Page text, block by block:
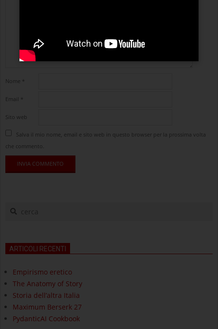
Nome *
Email *
Sito web
Salva il mio nome, email e sito web in questo browser per la prossima volta
che commento.
cerca
ARTICOLI RECENTI
Empirismo eretico
The Anatomy of Story
Storia dell’altra Italia
Maximum Berserk 27
PydanticAI Cookbook